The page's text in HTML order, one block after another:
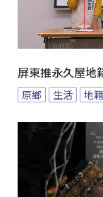
屏東推永久屋地
原鄉 生活 地